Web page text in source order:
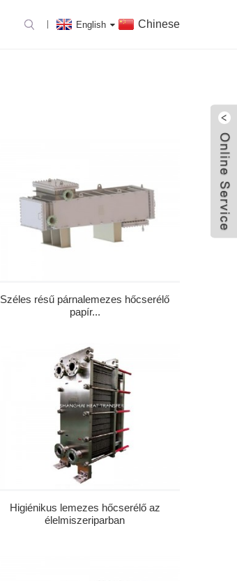
English Chinese
Széles résű párnalemezes hőcserélő
papír...
Higiénikus lemezes hőcserélő az
élelmiszeriparban